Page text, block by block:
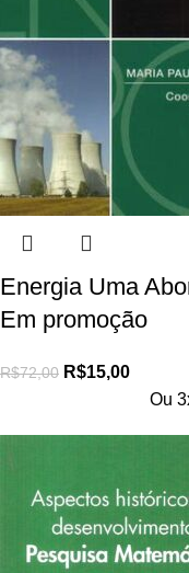
Energia Uma
Em promoção
R$72,00 R$15,00
Ou